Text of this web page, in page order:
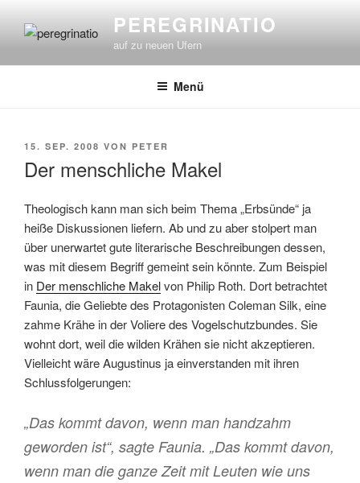
Inhalt
PEREGRINATIO
auf zu neuen Ufern
Menü
VERÖFFENTLICHT
15. SEP. 2008 VON PETER
Der menschliche Makel
Theologisch kann man sich beim Thema „Erbsünde“ ja
heiße Diskussionen liefern. Ab und zu aber stolpert man
über unerwartet gute literarische Beschreibungen dessen,
was mit diesem Begriff gemeint sein könnte. Zum Beispiel
in Der menschliche Makelvon Philip Roth. Dort betrachtet
Faunia, die Geliebte des Protagonisten Coleman Silk, eine
zahme Krähe in der Voliere des Vogelschutzbundes. Sie
wohnt dort, weil die wilden Krähen sie nicht akzeptieren.
Vielleicht wäre Augustinus ja einverstanden mit ihren
Schlussfolgerungen:
„Das kommt davon, wenn man handzahm
geworden ist“, sagte Faunia. „Das kommt davon,
wenn man die ganze Zeit mit Leuten wie uns